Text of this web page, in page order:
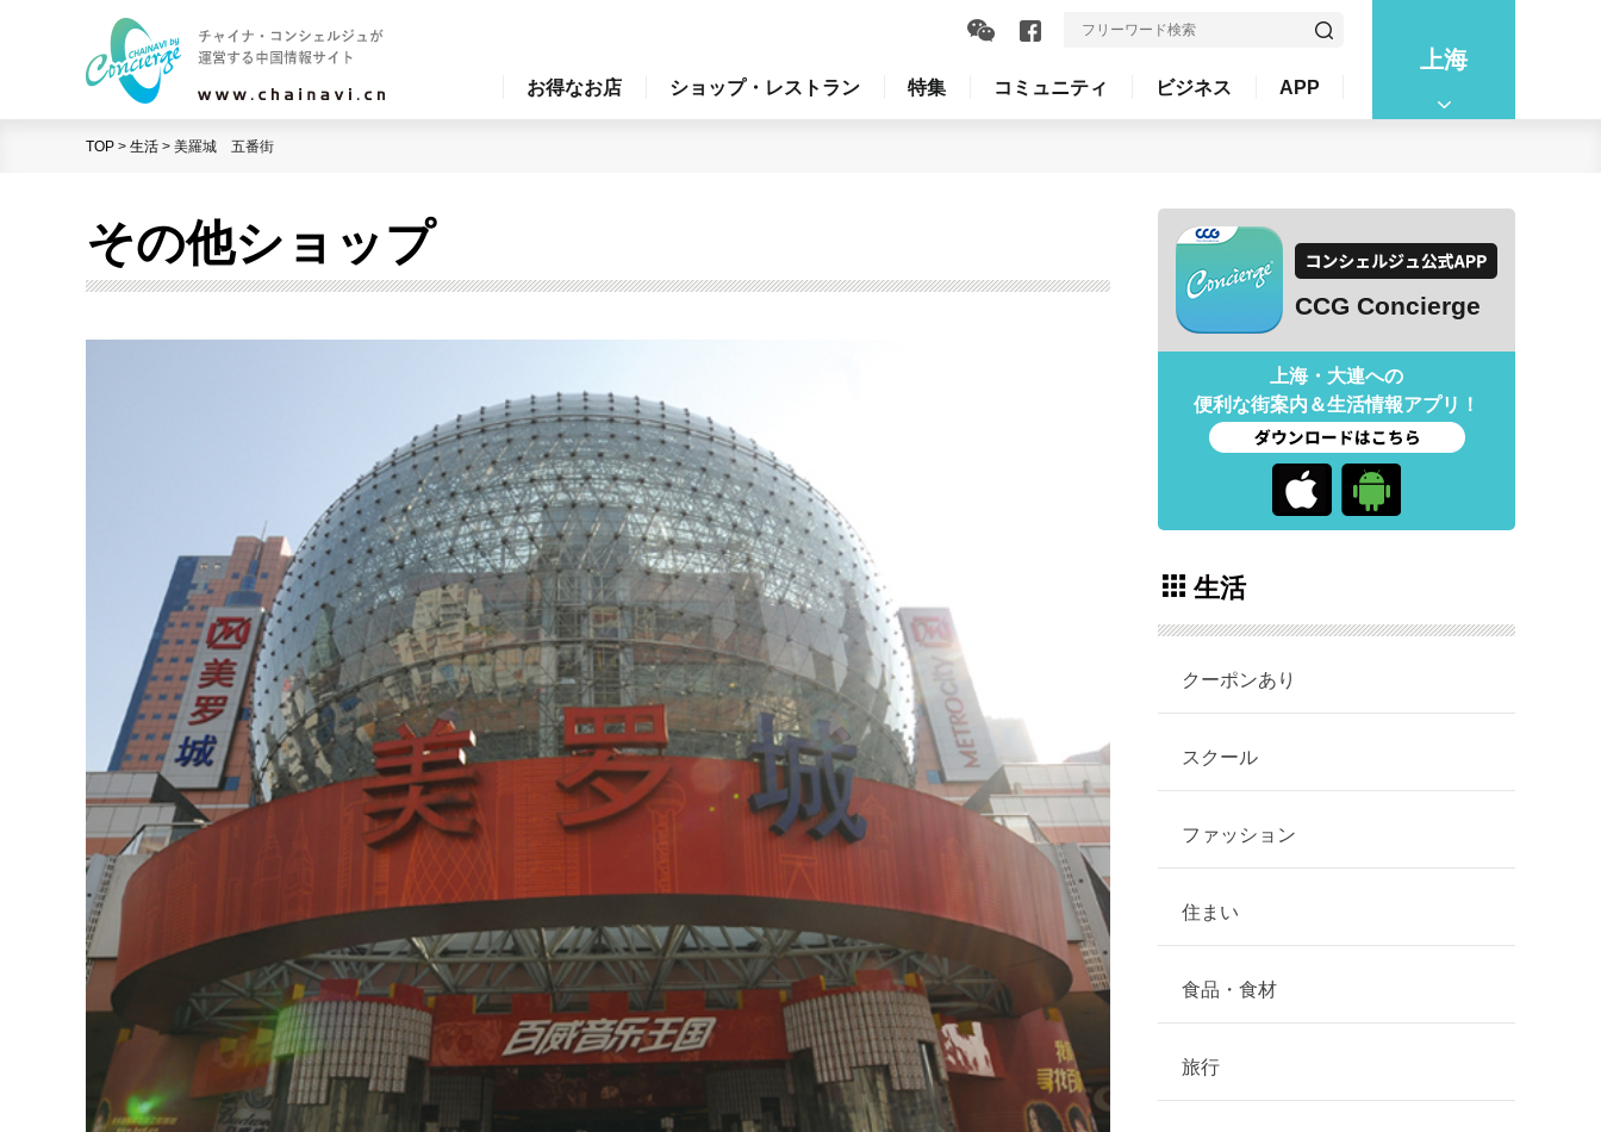
上海
お得なお店 ショップ・レストラン 特集 コミュニティ ビジネス APP
TOP > 生活 > 美羅城 五番街
その他ショップ
CCG Concierge
上海・大連への
便利な街案内＆生活情報アプリ！
生活
クーポンあり
スクール
ファッション
住まい
食品・食材
旅行